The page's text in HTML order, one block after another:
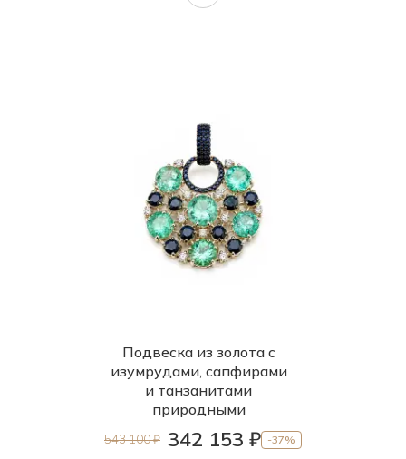
Подвеска из золота с
изумрудами, сапфирами
и танзанитами
природными
543 100 ₽ 342 153 ₽ -37%